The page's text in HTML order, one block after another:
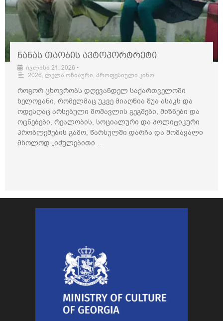
ნანას თაობის ავტოპორტრეტი
ივლისი 21, 2026 •
2026, ლელა ოჩიაური, პროფესიული კინო
როგორ ცხოვრობს დღევანდელ საქართველოში
ხელოვანი, რომელმაც უკვე მიაღწია შუა ასაკს და
ოდესღაც არსებული მომავლის გეგმები, მიზნები და
ოცნებები, რეალობის, სოციალური და პოლიტიკური
პრობლემების გამო, წარსულში დარჩა და მომავალი
მხოლოდ „იძულებითი …